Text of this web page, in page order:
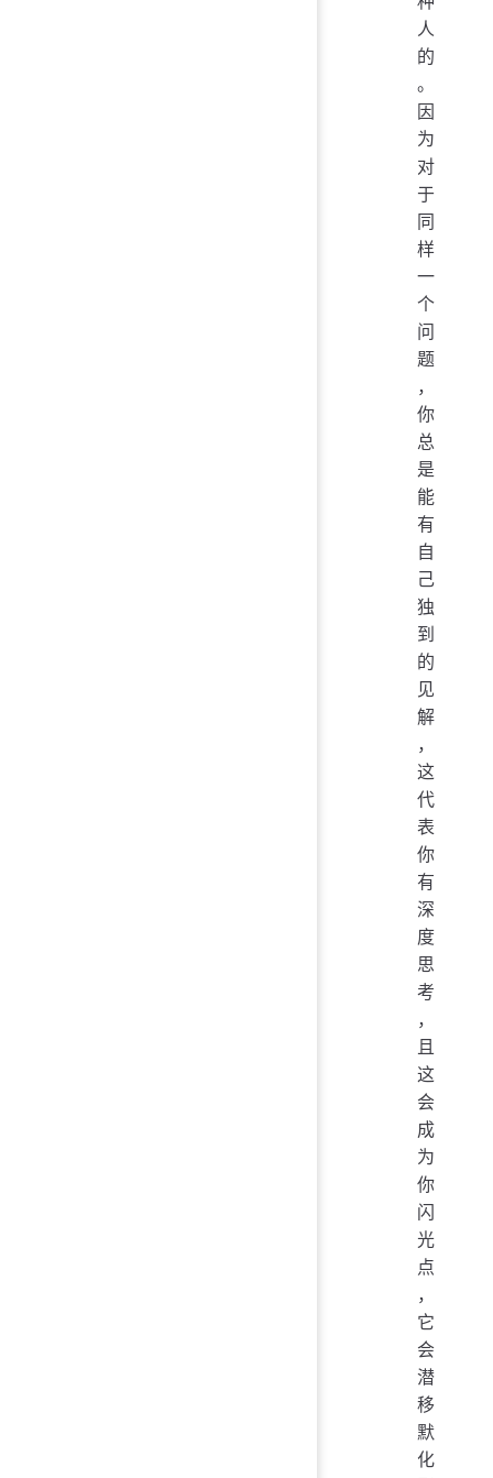
人
的
。
因
为
对
于
同
样
一
个
问
题
，
你
总
是
能
有
自
己
独
到
的
见
解
，
这
代
表
你
有
深
度
思
考
，
且
这
会
成
为
你
闪
光
点
，
它
会
潜
移
默
化